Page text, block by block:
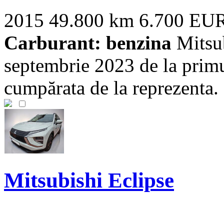
2015 49.800 km 6.700
Carburant: benzina
septembrie 2023 de la
cumpărata de la
Mitsubishi Eclipse